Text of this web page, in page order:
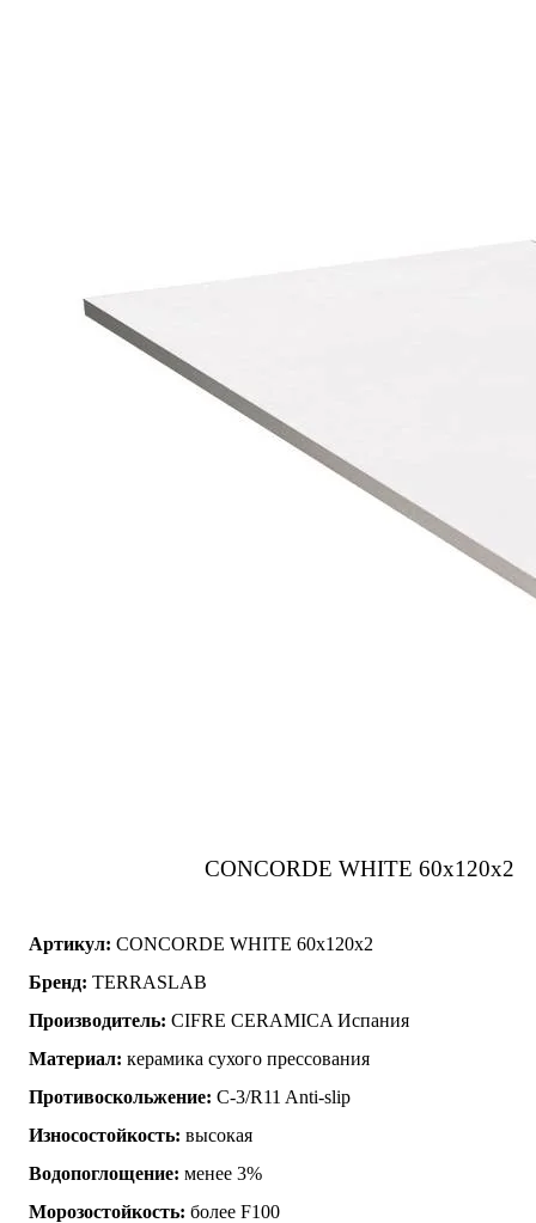
CONCORDE WHITE 60x120x2
Артикул: CONCORDE WHITE 60x120x2
Бренд: TERRASLAB
Производитель: CIFRE CERAMICA Испания
Материал: керамика сухого прессования
Противоскольжение: C-3/R11 Anti-slip
Износостойкость: высокая
Водопоглощение: менее 3%
Морозостойкость: более F100